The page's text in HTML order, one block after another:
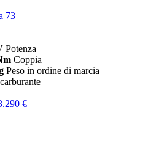
73
Potenza
Coppia
Peso in ordine di marcia
€